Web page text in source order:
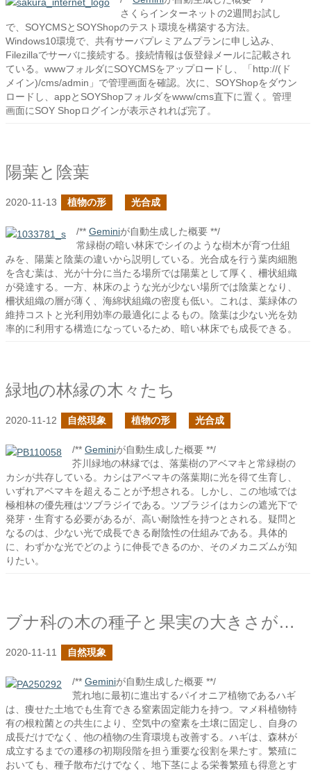
さくらインターネットの2週間お試し
で、SOYCMSとSOYShopのテスト環境を構築する方法。
Windows10環境で、共有サーバプレミアムプランに申し込み、
Filezillaでサーバに接続する。接続情報は仮登録メールに記載され
ている。wwwフォルダにSOYCMSをアップロードし、「http://(ド
メイン)/cms/admin」で管理画面を確認。次に、SOYShopをダウン
ロードし、appとSOYShopフォルダをwww/cms直下に置く。管理
画面にSOY Shopログインが表示されれば完了。
陽葉と陰葉
2020-11-13 植物の形 光合成
/** Geminiが自動生成した概要 **/
常緑樹の暗い林床でシイのような樹木が育つ仕組
みを、陽葉と陰葉の違いから説明している。光合成を行う葉肉細胞
を含む葉は、光が十分に当たる場所では陽葉として厚く、柵状組織
が発達する。一方、林床のような光が少ない場所では陰葉となり、
柵状組織の層が薄く、海綿状組織の密度も低い。これは、葉緑体の
維持コストと光利用効率の最適化によるもの。陰葉は少ない光を効
率的に利用する構造になっているため、暗い林床でも成長できる。
緑地の林縁の木々たち
2020-11-12 自然現象 植物の形 光合成
/** Geminiが自動生成した概要 **/
芥川緑地の林縁では、落葉樹のアベマキと常緑樹の
カシが共存している。カシはアベマキの落葉期に光を得て生育し、
いずれアベマキを超えることが予想される。しかし、この地域では
極相林の優先種はツブラジイである。ツブラジイはカシの遮光下で
発芽・生育する必要があるが、高い耐陰性を持つとされる。疑問と
なるのは、少ない光で成長できる耐陰性の仕組みである。具体的
に、わずかな光でどのように伸長できるのか、そのメカニズムが知
りたい。
ブナ科の木の種子と果実の大きさが意味するもの
2020-11-11 自然現象
/** Geminiが自動生成した概要 **/
荒れ地に最初に進出するパイオニア植物であるハギ
は、痩せた土地でも生育できる窒素固定能力を持つ。マメ科植物特
有の根粒菌との共生により、空気中の窒素を土壌に固定し、自身の
成長だけでなく、他の植物の生育環境も改善する。ハギは、森林が
成立するまでの遷移の初期段階を担う重要な役割を果たす。繁殖に
おいても、種子散布だけでなく、地下茎による栄養繁殖も得意とす